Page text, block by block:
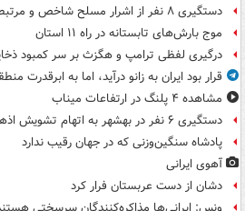
دستگیری ۸ نفر از اشرار مسلح شاخص و مرتبطین گروهک های تروریستی
موج بارش‌های تابستانه در راه ۱۱ استان
درگیری لفظی ترامپ و هگزث بر سر کمبود
قرار بود ایران به زانو درآید، اما به ابرقدرت
مشاهده ۴ پلنگ در ارتفاعات میناب
دستگیری ۶ نفر در بهشهر به اتهام تشویش اذهان عمومی
پادشاه سنگین‌وزنی که در جهان رقیب ندارد
آهوی ایرانی
دشان از دست عربستان فرار کرد